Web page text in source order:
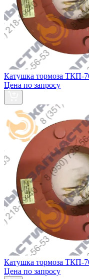
Катушка тормоза ТКП-
Цена по запросу
Катушка тормоза ТКП-
Цена по запросу